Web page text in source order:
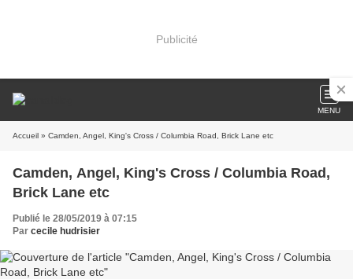
Publicité
MENU
Accueil » Camden, Angel, King's Cross / Columbia Road, Brick Lane etc
Camden, Angel, King's Cross / Columbia Road,
Brick Lane etc
Publié le 28/05/2019 à 07:15
Par cecile hudrisier